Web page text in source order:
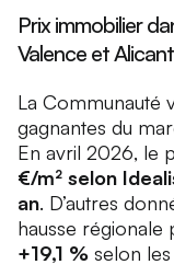
Prix immobilier
Valence et
La Communauté
gagnantes du
En avril 2026, le
€/m² selon
an. D’autres
hausse régionale
+19,1 % selon